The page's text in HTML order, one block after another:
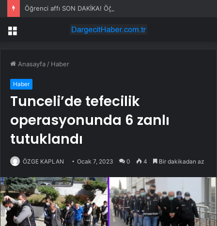
Menü
Anasayfa / Haber
Haber
Tunceli’de tefecilik
operasyonunda 6 zanlı
tutuklandı
ÖZGE KAPLAN Ocak 7, 2023 0 4 Bir dakikadan az